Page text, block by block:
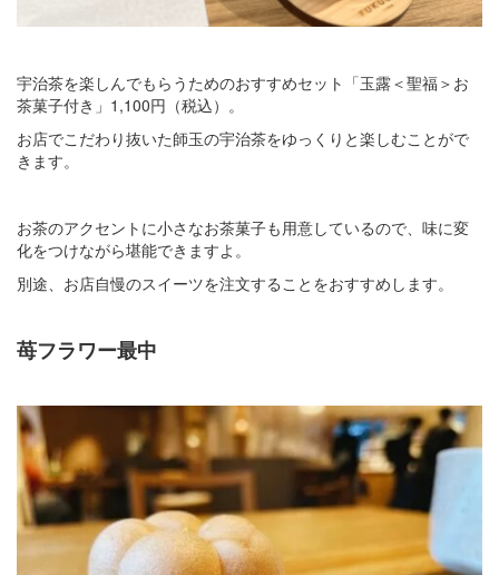
宇治茶を楽しんでもらうためのおすすめセット「玉露＜聖福＞お
茶菓子付き」1,100円（税込）。
お店でこだわり抜いた師玉の宇治茶をゆっくりと楽しむことがで
きます。
お茶のアクセントに小さなお茶菓子も用意しているので、味に変
化をつけながら堪能できますよ。
別途、お店自慢のスイーツを注文することをおすすめします。
苺フラワー最中